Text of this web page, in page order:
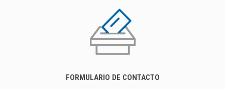
FORMULARIO DE CONTACTO